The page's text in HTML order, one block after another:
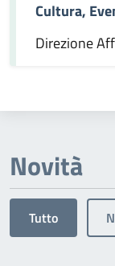
Cultura,
Direzione
Novità
Tutto